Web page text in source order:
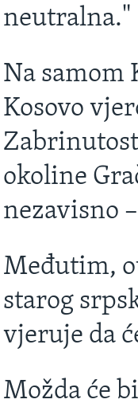
neutralna."
Na samom
Kosovo
okoline
nezavisno
Međutim,
starog
vjeruje da
Možda će